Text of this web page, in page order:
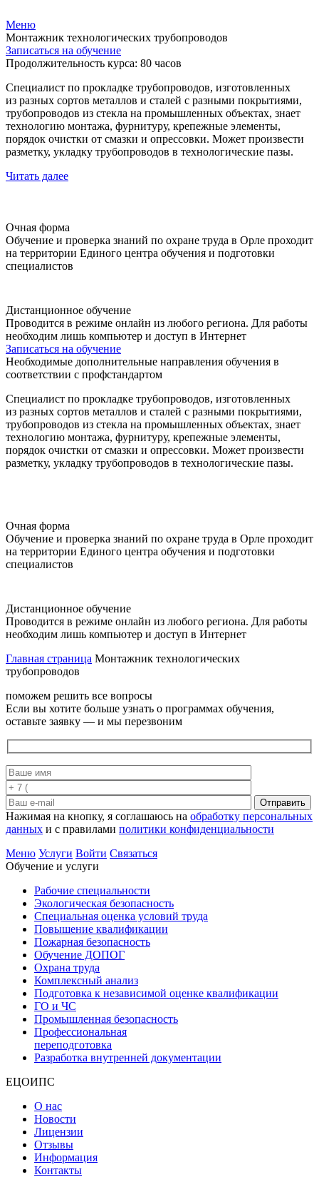
Меню
Монтажник технологических трубопроводов
Записаться на обучение
Продолжительность курса: 80 часов
Специалист по прокладке трубопроводов, изготовленных
из разных сортов металлов и сталей с разными покрытиями,
трубопроводов из стекла на промышленных объектах, знает
технологию монтажа, фурнитуру, крепежные элементы,
порядок очистки от смазки и опрессовки. Может произвести
разметку, укладку трубопроводов в технологические пазы.
Читать далее
Очная форма
Обучение и проверка знаний по охране труда в Орле проходит
на территории Единого центра обучения и подготовки
специалистов
Дистанционное обучение
Проводится в режиме онлайн из любого региона. Для работы
необходим лишь компьютер и доступ в Интернет
Записаться на обучение
Необходимые дополнительные направления обучения в
соответствии с профстандартом
Специалист по прокладке трубопроводов, изготовленных
из разных сортов металлов и сталей с разными покрытиями,
трубопроводов из стекла на промышленных объектах, знает
технологию монтажа, фурнитуру, крепежные элементы,
порядок очистки от смазки и опрессовки. Может произвести
разметку, укладку трубопроводов в технологические пазы.
Очная форма
Обучение и проверка знаний по охране труда в Орле проходит
на территории Единого центра обучения и подготовки
специалистов
Дистанционное обучение
Проводится в режиме онлайн из любого региона. Для работы
необходим лишь компьютер и доступ в Интернет
Главная страница Монтажник технологических
трубопроводов
поможем решить все вопросы
Если вы хотите больше узнать о программах обучения,
оставьте заявку — и мы перезвоним
Отправить
Нажимая на кнопку, я соглашаюсь на обработку персональных
данных и с правилами политики конфиденциальности
Меню Услуги Войти Связаться
Обучение и услуги
Рабочие специальности
Экологическая безопасность
Специальная оценка условий труда
Повышение квалификации
Пожарная безопасность
Обучение ДОПОГ
Охрана труда
Комплексный анализ
Подготовка к независимой оценке квалификации
ГО и ЧС
Промышленная безопасность
Профессиональная
переподготовка
Разработка внутренней документации
ЕЦОИПС
О нас
Новости
Лицензии
Отзывы
Информация
Контакты